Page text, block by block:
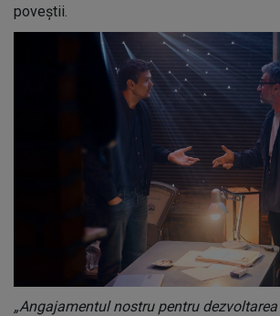
poveștii.
„Angajamentul nostru pentru